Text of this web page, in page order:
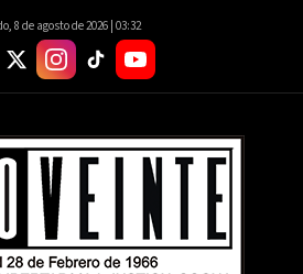
8 de agosto de 2026 | 03:32